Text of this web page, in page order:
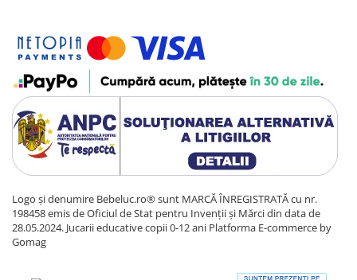
Veioza copii
Decoratiuni camera copilului
Produse de Curatenie
Jucarii exterior
Trotinete copii
Jucarii curte
Karturi copii
Biciclete copii
Logo și denumire Bebeluc.ro® sunt MARCĂ ÎNREGISTRATĂ cu nr.
198458 emis de Oficiul de Stat pentru Invenții și Mărci din data de
28.05.2024. Jucarii educative copii 0-12 ani Platforma E-commerce by
Gomag